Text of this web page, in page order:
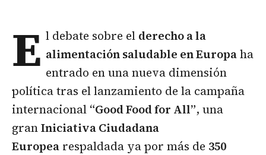
E l debate sobre el derecho a la
alimentación saludable en Europaha
entrado en una nueva dimensión
política tras el lanzamiento de la campaña
internacional “Good Food for All”, una
granIniciativa Ciudadana
Europea respaldada ya por más de 350